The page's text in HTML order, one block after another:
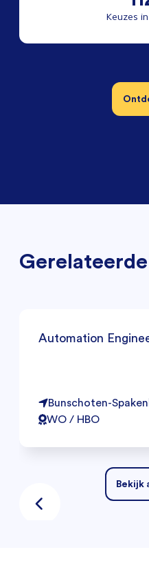
Keuzes
Automation
Bunschoten-
WO / HBO
Bekijk